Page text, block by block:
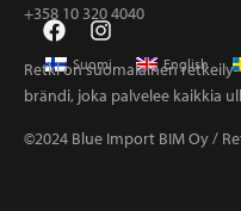
+358 10 320 4040
Suomi English
Retki on suomalainen
brändi, joka palvelee kaikkia
©2024 Blue Import BIM Oy /